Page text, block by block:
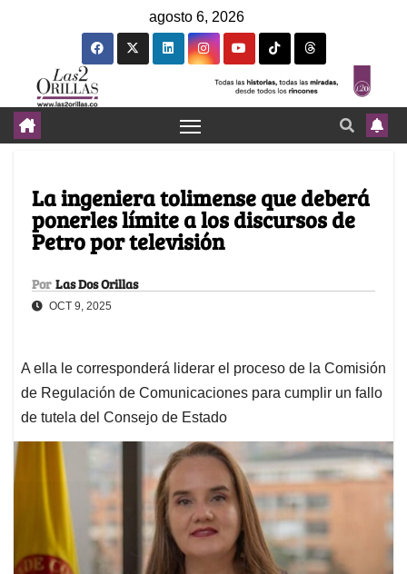
agosto 6, 2026
La ingeniera tolimense que deberá
ponerles límite a los discursos de
Petro por televisión
Por Las Dos Orillas
OCT 9, 2025
A ella le corresponderá liderar el proceso de la Comisión
de Regulación de Comunicaciones para cumplir un fallo
de tutela del Consejo de Estado